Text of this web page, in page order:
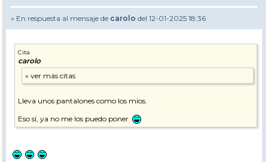
» En respuesta al mensaje de carolo del 12-01-2025 18:36
Cita
carolo
Lleva unos pantalones como los míos.
Eso sí, ya no me los puedo poner